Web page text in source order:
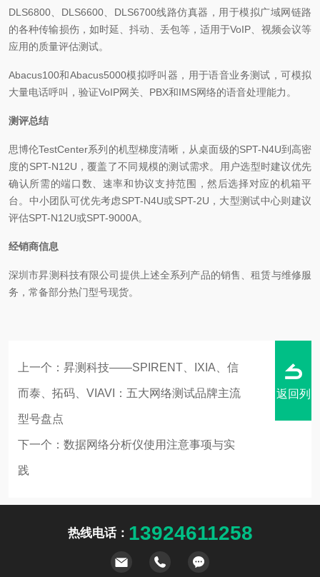
DLS6800、DLS6600、DLS6700线路仿真器，用于模拟广域网链路
的各种传输损伤，如时延、抖动、丢包等，适用于VoIP、视频会议等
应用的质量评估测试。
Abacus100和Abacus5000模拟呼叫器，用于语音业务测试，可模拟
大量电话呼叫，验证VoIP网关、PBX和IMS网络的语音处理能力。
测评总结
思博伦TestCenter系列的机型梯度清晰，从桌面级的SPT-N4U到高密
度的SPT-N12U，覆盖了不同规模的测试需求。用户选型时建议优先
确认所需的端口数、速率和协议支持范围，然后选择对应的机箱平
台。中小团队可优先考虑SPT-N4U或SPT-2U，大型测试中心则建议
评估SPT-N12U或SPT-9000A。
经销商信息
深圳市昇测科技有限公司提供上述全系列产品的销售、租赁与维修服
务，常备部分热门型号现货。
上一个： 昇测科技——SPIRENT、IXIA、信
而泰、拓码、VIAVI：五大网络测试品牌主流
型号盘点
下一个： 数据网络分析仪使用注意事项与实
践
返回列
热线电话： 13924611258